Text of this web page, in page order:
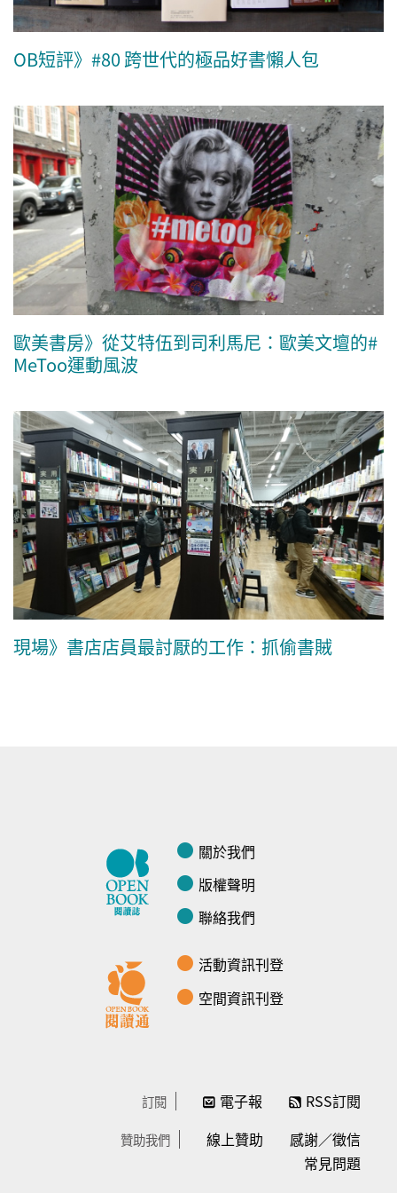
OB短評》#80 跨世代的極品好書懶人包
歐美書房》從艾特伍到司利馬尼：歐美文壇的#
MeToo運動風波
現場》書店店員最討厭的工作：抓偷書賊
關於我們
版權聲明
聯絡我們
活動資訊刊登
空間資訊刊登
訂閱 電子報 RSS訂閱
贊助我們 線上贊助
感謝／徵信
常見問題